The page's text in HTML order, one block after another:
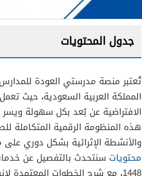
جدول المحتويات
المملكة العربية السعودية، حيث
الافتراضية عن بُعد بكل سهولة ويسر
هذه المنظومة الرقمية المتكاملة
والأنشطة الإثرائية بشكل دوري على
محتويات سنتحدث بالتفصيل عن